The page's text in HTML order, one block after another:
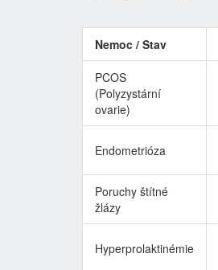
Nemoc / Stav
PCOS
(Polyzystární
ovarie)
Endometrióza
Poruchy štítné
žlázy
Hyperprolaktinémie